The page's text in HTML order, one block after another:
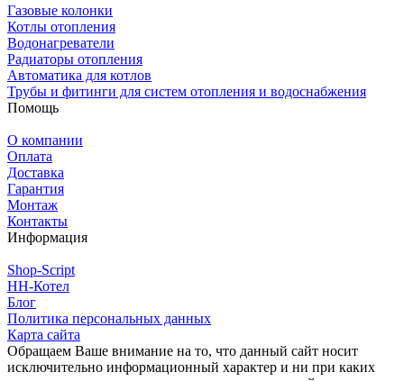
Газовые колонки
Котлы отопления
Водонагреватели
Радиаторы отопления
Автоматика для котлов
Трубы и фитинги для систем отопления и водоснабжения
Помощь
О компании
Оплата
Доставка
Гарантия
Монтаж
Контакты
Информация
Shop-Script
НН-Котел
Блог
Политика персональных данных
Карта сайта
Обращаем Ваше внимание на то, что данный сайт носит
исключительно информационный характер и ни при каких